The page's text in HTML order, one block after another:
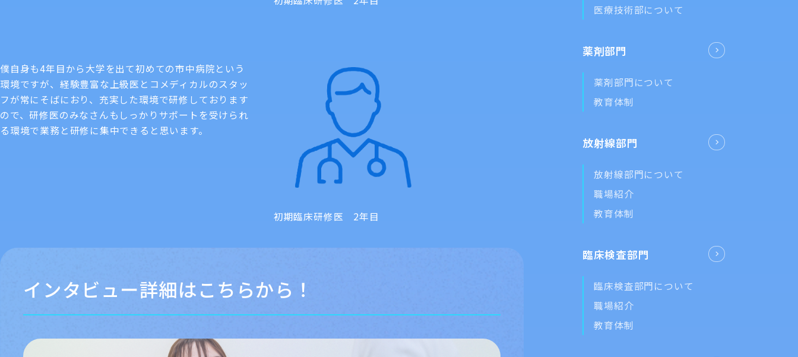
僕自身も4年目から大学を出て初めての市中病院という
環境ですが、経験豊富な上級医とコメディカルのスタッ
フが常にそばにおり、充実した環境で研修しております
ので、研修医のみなさんもしっかりサポートを受けられ
る環境で業務と研修に集中できると思います。
初期臨床研修医 2年目
インタビュー詳細はこちらから！
医療技術部について
薬剤部門
薬剤部門について
教育体制
放射線部門
放射線部門について
職場紹介
教育体制
臨床検査部門
臨床検査部門について
職場紹介
教育体制